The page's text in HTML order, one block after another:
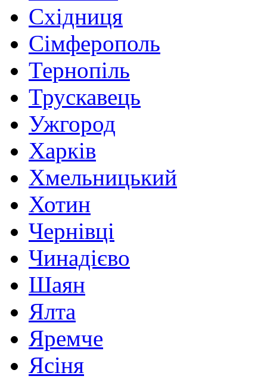
Східниця
Сімферополь
Тернопіль
Трускавець
Ужгород
Харків
Хмельницький
Хотин
Чернівці
Чинадієво
Шаян
Ялта
Яремче
Ясіня